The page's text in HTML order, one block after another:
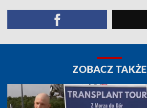
ZOBACZ TAKŻE